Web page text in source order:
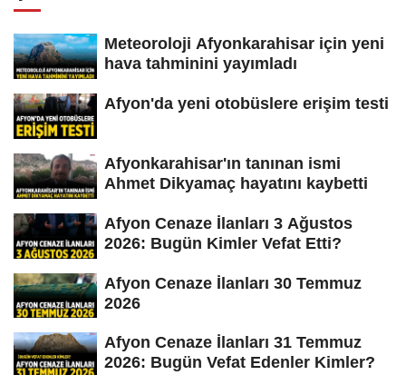
Meteoroloji Afyonkarahisar için yeni
hava tahminini yayımladı
Afyon'da yeni otobüslere erişim testi
Afyonkarahisar'ın tanınan ismi
Ahmet Dikyamaç hayatını kaybetti
Afyon Cenaze İlanları 3 Ağustos
2026: Bugün Kimler Vefat Etti?
Afyon Cenaze İlanları 30 Temmuz
2026
Afyon Cenaze İlanları 31 Temmuz
2026: Bugün Vefat Edenler Kimler?